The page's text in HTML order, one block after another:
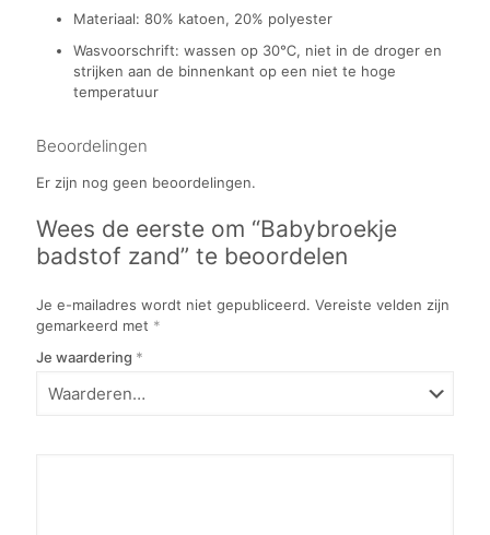
Materiaal: 80% katoen, 20% polyester
Wasvoorschrift: wassen op 30℃, niet in de droger en
strijken aan de binnenkant op een niet te hoge
temperatuur
Beoordelingen
Er zijn nog geen beoordelingen.
Wees de eerste om “Babybroekje
badstof zand” te beoordelen
Je e-mailadres wordt niet gepubliceerd. Vereiste velden zijn
gemarkeerd met *
Je waardering *